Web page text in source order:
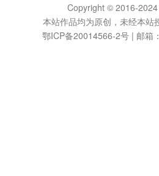
Copyright © 2016-
本站作品均为原创，未经本站
鄂ICP备20014566-2号 | 邮箱